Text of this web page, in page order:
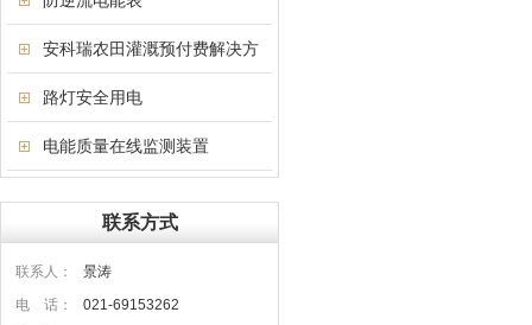
安科瑞农田灌溉预付费解决方
案
路灯安全用电
电能质量在线监测装置
联系方式
联系人：
景涛
电 话：
021-69153262